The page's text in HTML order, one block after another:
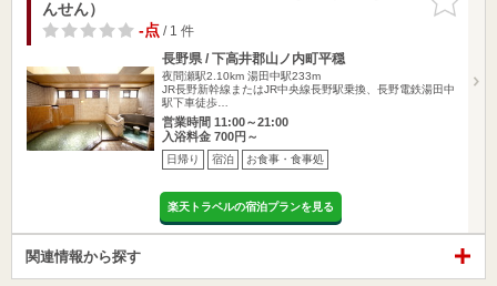
りに追加
んせん）
-点/ 1 件
長野県 / 下高井郡山ノ内町平穏
夜間瀬駅2.10km 湯田中駅233m
JR長野新幹線またはJR中央線長野駅乗換、長野電鉄湯田中
駅下車徒歩…
営業時間 11:00～21:00
入浴料金 700円～
日帰り 宿泊 お食事・食事処
楽天トラベルの宿泊プランを見る
関連情報から探す